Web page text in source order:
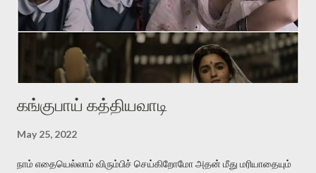
ஆனால் இதிலே வாசம்தான் அவனை வாட்டுகிறது. இதில்
'நறுந்தண்ணியள்‬' என்பது ஈர்ப்புள்ள சொல். காதலனின் மென்மையான
கங்குபாய் கத்தியவாடி
May 25, 2022
நாம் எதையெல்லாம் விரும்பிச் செய்கிறோமோ அதன் மீது மரியாதையும்